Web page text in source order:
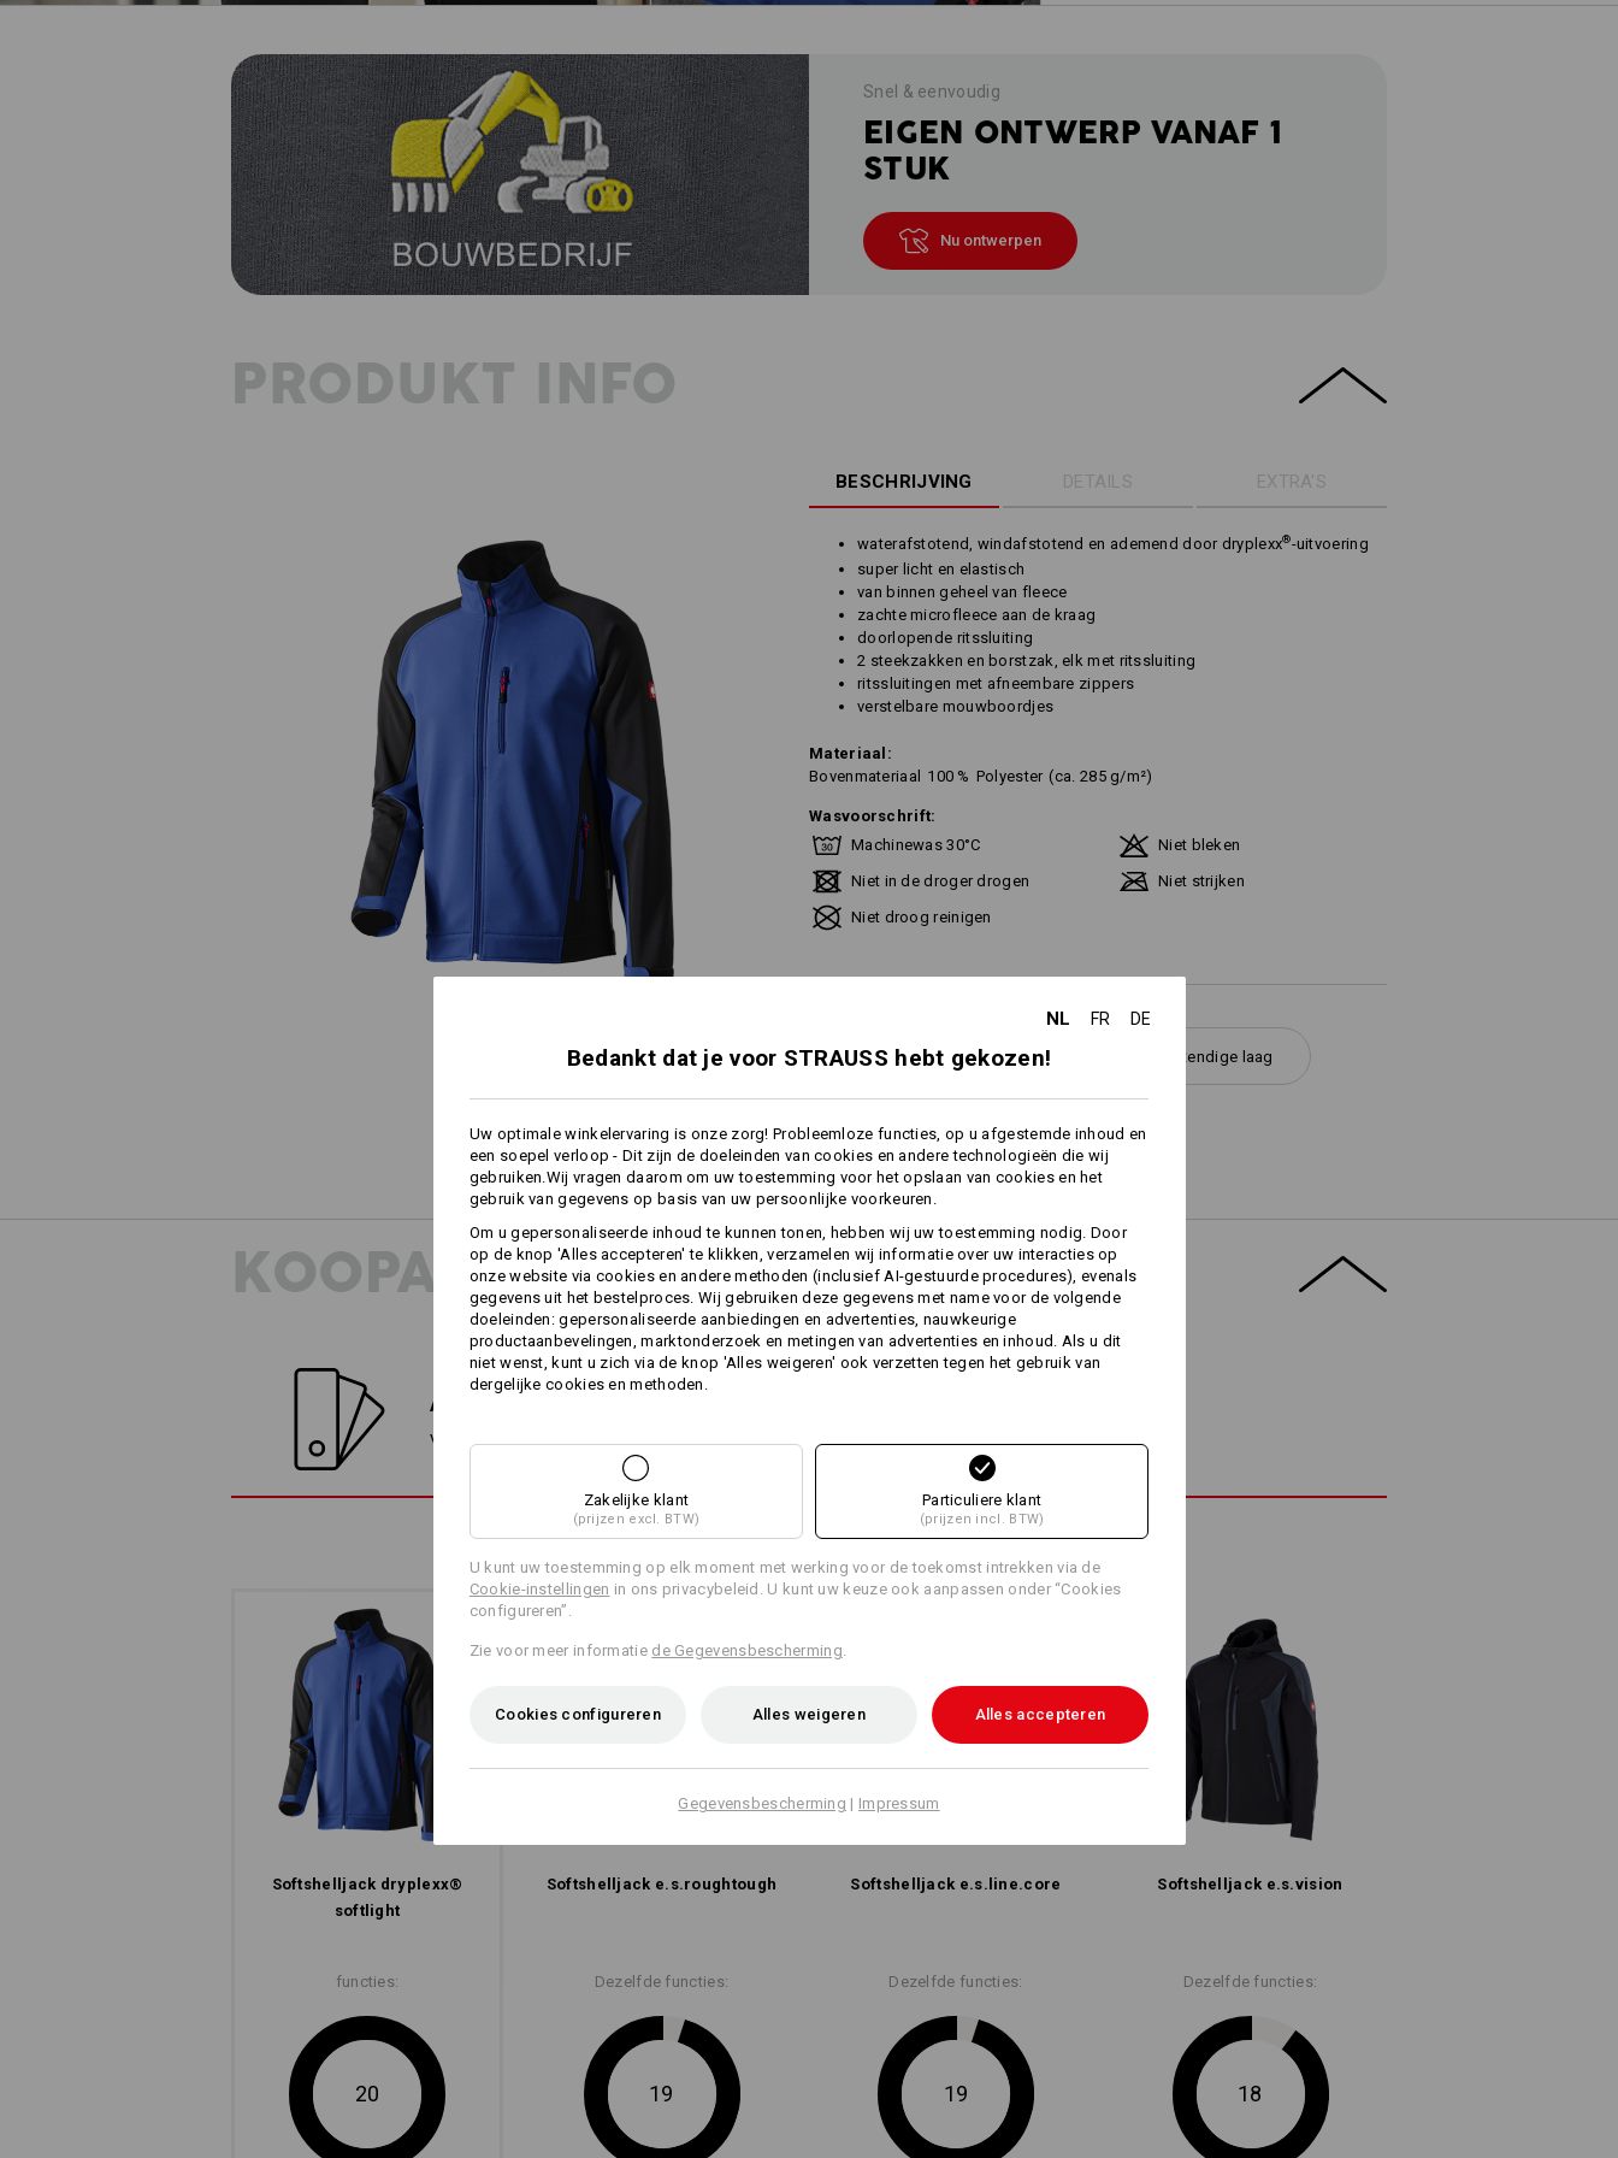
Snel & eenvoudig
EIGEN ONTWERP VANAF 1
STUK
Nu ontwerpen
PRODUKT INFO
BESCHRIJVING DETAILS EXTRA'S
waterafstotend, windafstotend en ademend door dryplexx®-uitvoering
super licht en elastisch
van binnen geheel van fleece
zachte microfleece aan de kraag
doorlopende ritssluiting
2 steekzakken en borstzak, elk met ritssluiting
ritssluitingen met afneembare zippers
verstelbare mouwboordjes
Materiaal:
Bovenmateriaal
100 % Polyester (ca. 285 g/m²)
Wasvoorschrift:
Machinewas 30°C
Niet bleken
Niet in de droger drogen
Niet strijken
Niet droog reinigen
Thermolaag Weerbestendige laag
Personalisatie:
Zelf vormgeven
meer
KOOPADVIES
ALTERNATIEVEN VINDEN
Vergelijk het huidige artikel met de beste alternatieven
Softshell­jack dryplexx®
softlight
functies:
20
Softshell­jack e.s.​roughtough Softshell­jack e.s.​line.​core Softshell­jack e.s.​vision
Dezelfde functies:
19
Dezelfde functies:
19
Dezelfde functies:
18
NL FR DE
Bedankt dat je voor STRAUSS hebt gekozen!
Uw optimale winkelervaring is onze zorg! Probleemloze functies, op u afgestemde inhoud en
een soepel verloop - Dit zijn de doeleinden van cookies en andere technologieën die wij
gebruiken.Wij vragen daarom om uw toestemming voor het opslaan van cookies en het
gebruik van gegevens op basis van uw persoonlijke voorkeuren.
Om u gepersonaliseerde inhoud te kunnen tonen, hebben wij uw toestemming nodig. Door
op de knop 'Alles accepteren' te klikken, verzamelen wij informatie over uw interacties op
onze website via cookies en andere methoden (inclusief AI-gestuurde procedures), evenals
gegevens uit het bestelproces. Wij gebruiken deze gegevens met name voor de volgende
doeleinden: gepersonaliseerde aanbiedingen en advertenties, nauwkeurige
productaanbevelingen, marktonderzoek en metingen van advertenties en inhoud. Als u dit
niet wenst, kunt u zich via de knop 'Alles weigeren' ook verzetten tegen het gebruik van
dergelijke cookies en methoden.
Zakelijke klant
(prijzen excl. BTW)
Particuliere klant
(prijzen incl. BTW)
U kunt uw toestemming op elk moment met werking voor de toekomst intrekken via de
Cookie-instellingen in ons privacybeleid. U kunt uw keuze ook aanpassen onder “Cookies
configureren”.
Zie voor meer informatie de Gegevensbescherming
Cookies configureren Alles weigeren Alles accepteren
Gegevensbescherming | Impressum